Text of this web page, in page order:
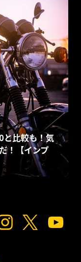
と比較も！気
！【インプ